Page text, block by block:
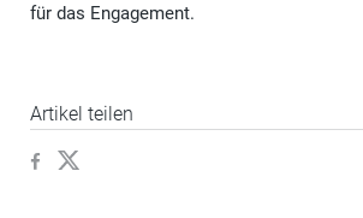
für das Engagement.
Artikel teilen